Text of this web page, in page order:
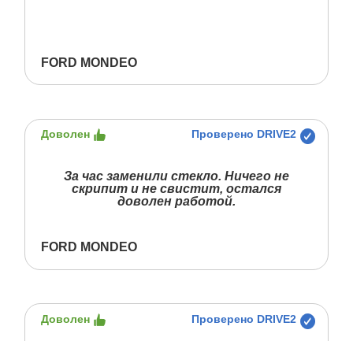
FORD MONDEO
Доволен Проверено DRIVE2
За час заменили стекло. Ничего не
скрипит и не свистит, остался
доволен работой.
FORD MONDEO
Доволен Проверено DRIVE2